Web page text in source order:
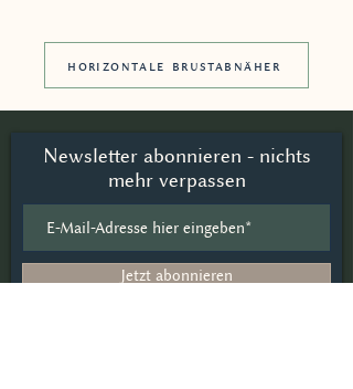
horizontale brustabnäher
Newsletter abonnieren - nichts
mehr verpassen
Jetzt abonnieren